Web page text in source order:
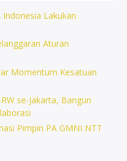
Indonesia Lakukan
Aturan
Momentum Kesatuan
se-Jakarta, Bangun
Pimpin PA GMNI NTT